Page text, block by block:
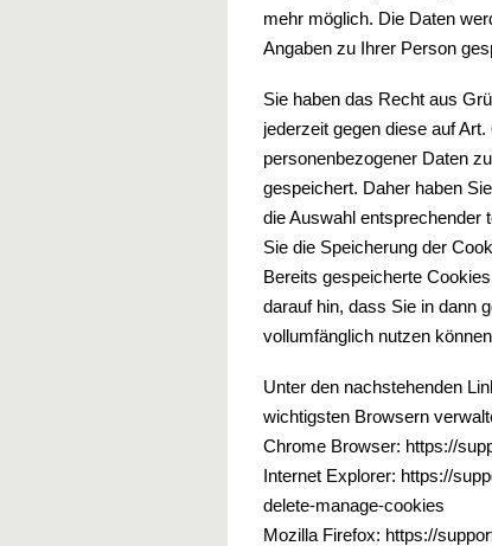
mehr möglich. Die Daten
Angaben zu Ihrer Person
Sie haben das Recht aus
jederzeit gegen diese auf
personenbezogener Daten
gespeichert. Daher haben
die Auswahl entsprechender
Sie die Speicherung der
Bereits gespeicherte
darauf hin, dass Sie in dann
vollumfänglich nutzen
Unter den nachstehenden
wichtigsten Browsern
Chrome Browser: https://
Internet Explorer: https://
delete-manage-cookies
Mozilla Firefox: https://